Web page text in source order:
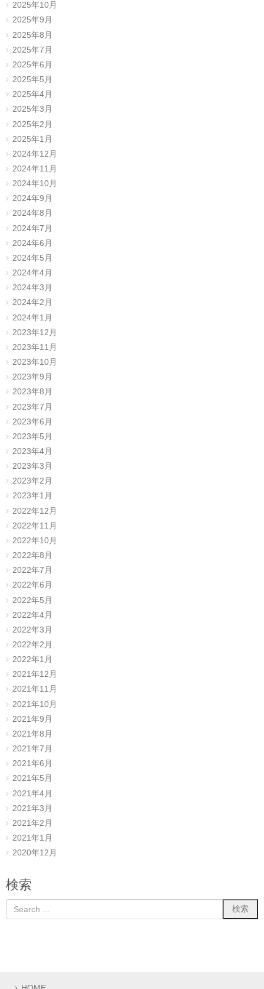
2025年10月
2025年9月
2025年8月
2025年7月
2025年6月
2025年5月
2025年4月
2025年3月
2025年2月
2025年1月
2024年12月
2024年11月
2024年10月
2024年9月
2024年8月
2024年7月
2024年6月
2024年5月
2024年4月
2024年3月
2024年2月
2024年1月
2023年12月
2023年11月
2023年10月
2023年9月
2023年8月
2023年7月
2023年6月
2023年5月
2023年4月
2023年3月
2023年2月
2023年1月
2022年12月
2022年11月
2022年10月
2022年8月
2022年7月
2022年6月
2022年5月
2022年4月
2022年3月
2022年2月
2022年1月
2021年12月
2021年11月
2021年10月
2021年9月
2021年8月
2021年7月
2021年6月
2021年5月
2021年4月
2021年3月
2021年2月
2021年1月
2020年12月
検索